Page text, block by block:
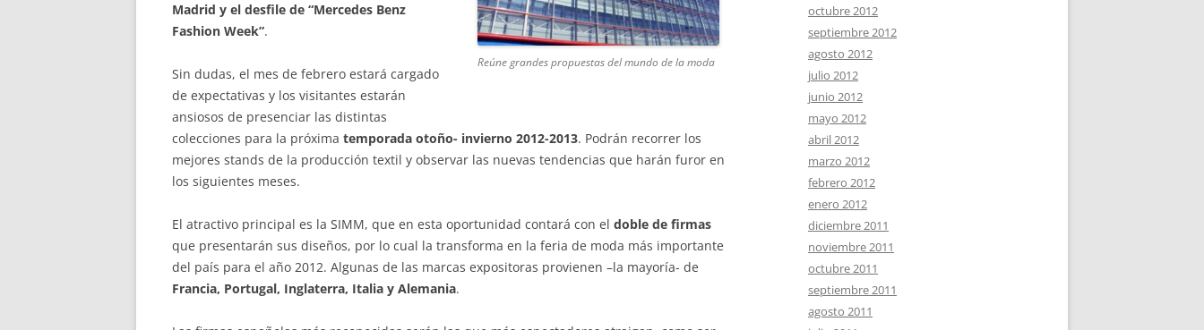
Reúne grandes propuestas del mundo de la moda
Madrid y el desfile de “Mercedes Benz
Fashion Week”.
Sin dudas, el mes de febrero estará cargado
de expectativas y los visitantes estarán
ansiosos de presenciar las distintas
colecciones para la próxima temporada otoño- invierno 2012-2013. Podrán recorrer los
mejores stands de la producción textil y observar las nuevas tendencias que harán furor en
los siguientes meses.
El atractivo principal es la SIMM, que en esta oportunidad contará con el doble de firmas
que presentarán sus diseños, por lo cual la transforma en la feria de moda más importante
del país para el año 2012. Algunas de las marcas expositoras provienen –la mayoría- de
Francia, Portugal, Inglaterra, Italia y Alemania.
octubre 2012
septiembre 2012
agosto 2012
julio 2012
junio 2012
mayo 2012
abril 2012
marzo 2012
febrero 2012
enero 2012
diciembre 2011
noviembre 2011
octubre 2011
septiembre 2011
agosto 2011